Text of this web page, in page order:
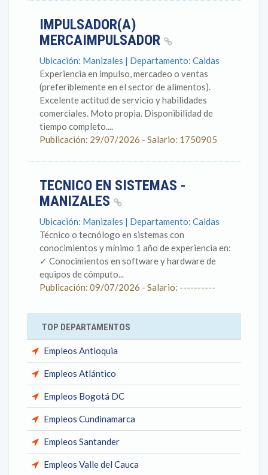
IMPULSADOR(A)
MERCAIMPULSADOR
Ubicación: Manizales | Departamento: Caldas
Experiencia en impulso, mercadeo o ventas
(preferiblemente en el sector de alimentos).
Excelente actitud de servicio y habilidades
comerciales. Moto propia. Disponibilidad de
tiempo completo....
Publicación: 29/07/2026 - Salario: 1750905
TECNICO EN SISTEMAS -
MANIZALES
Ubicación: Manizales | Departamento: Caldas
Técnico o tecnólogo en sistemas con
conocimientos y mínimo 1 año de experiencia en: ​
✓ Conocimientos en software y hardware de
equipos de cómputo...
Publicación: 09/07/2026 - Salario: ----------
TOP DEPARTAMENTOS
Empleos Antioquia
Empleos Atlántico
Empleos Bogotá DC
Empleos Cundinamarca
Empleos Santander
Empleos Valle del Cauca